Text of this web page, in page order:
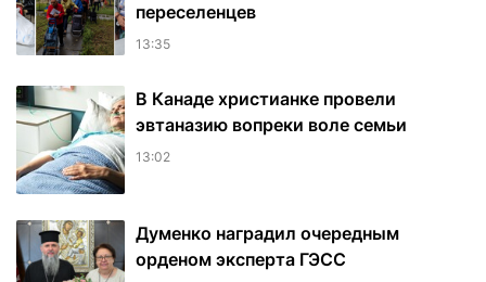
переселенцев
13:35
В Канаде христианке провели
эвтаназию вопреки воле семьи
13:02
Думенко наградил очередным
орденом эксперта ГЭСС